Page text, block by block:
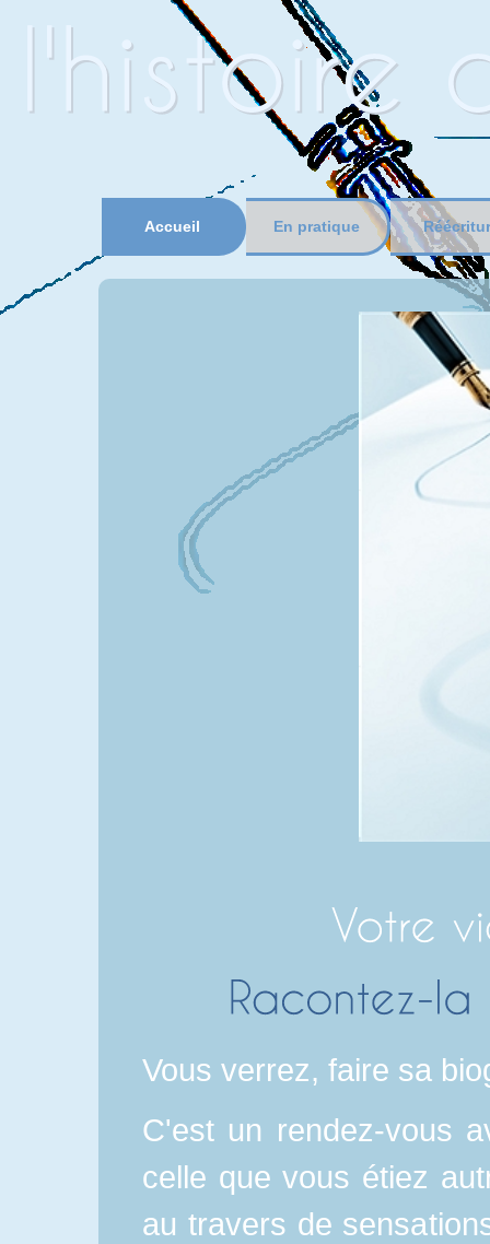
Accueil En pratique
Vous verrez, faire sa
C'est un rendez-vous
celle que vous étiez
au travers de